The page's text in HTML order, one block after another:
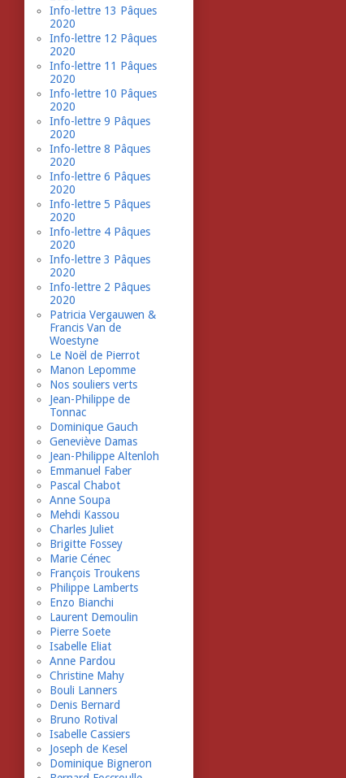
Info-lettre 13 Pâques
2020
Info-lettre 12 Pâques
2020
Info-lettre 11 Pâques
2020
Info-lettre 10 Pâques
2020
Info-lettre 9 Pâques
2020
Info-lettre 8 Pâques
2020
Info-lettre 6 Pâques
2020
Info-lettre 5 Pâques
2020
Info-lettre 4 Pâques
2020
Info-lettre 3 Pâques
2020
Info-lettre 2 Pâques
2020
Patricia Vergauwen &
Francis Van de
Woestyne
Le Noël de Pierrot
Manon Lepomme
Nos souliers verts
Jean-Philippe de
Tonnac
Dominique Gauch
Geneviève Damas
Jean-Philippe Altenloh
Emmanuel Faber
Pascal Chabot
Anne Soupa
Mehdi Kassou
Charles Juliet
Brigitte Fossey
Marie Cénec
François Troukens
Philippe Lamberts
Enzo Bianchi
Laurent Demoulin
Pierre Soete
Isabelle Eliat
Anne Pardou
Christine Mahy
Bouli Lanners
Denis Bernard
Bruno Rotival
Isabelle Cassiers
Joseph de Kesel
Dominique Bigneron